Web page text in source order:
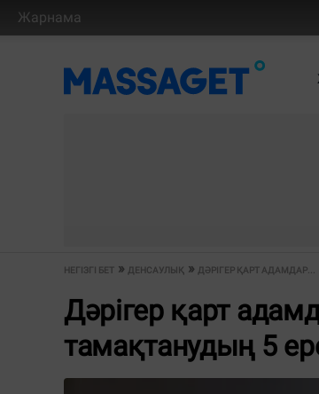
Жарнама
НЕГІЗГІ БЕТ ДЕНСАУЛЫҚ ДӘРІГЕР ҚАРТ АДАМДАР...
Дәрігер қарт
тамақтанудың 5